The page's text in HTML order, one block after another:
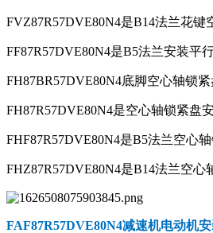
FVZ87R57DVE80N4是B14法兰花
FF87R57DVE80N4是B5法兰安装平
FH87BR57DVE80N4底脚空心轴锁
FH87R57DVE80N4是空心轴锁紧盘
FHF87R57DVE80N4是B5法兰空心
FHZ87R57DVE80N4是B14法兰空
FAF87R57DVE80N4减速机电动机